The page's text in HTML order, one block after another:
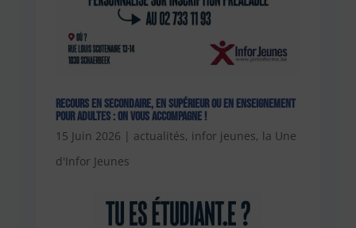
Recours en secondaire, en supérieur ou en enseignement
pour adultes : on vous accompagne !
15 Juin 2026 | actualités, infor jeunes, la Une
d'Infor Jeunes